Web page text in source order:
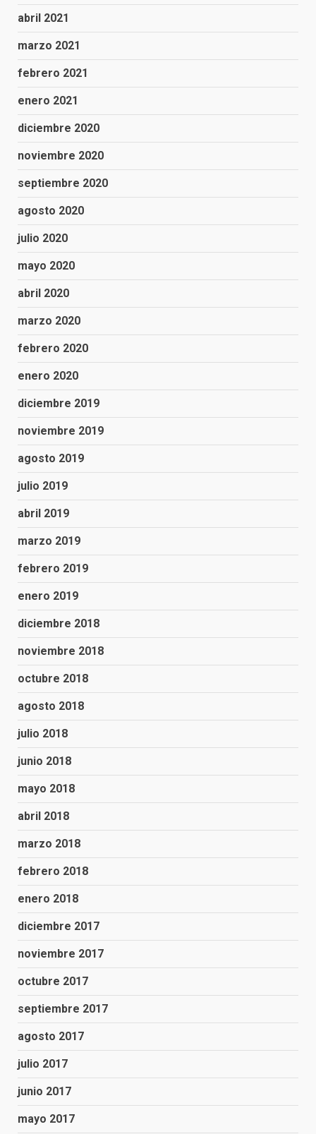
abril 2021
marzo 2021
febrero 2021
enero 2021
diciembre 2020
noviembre 2020
septiembre 2020
agosto 2020
julio 2020
mayo 2020
abril 2020
marzo 2020
febrero 2020
enero 2020
diciembre 2019
noviembre 2019
agosto 2019
julio 2019
abril 2019
marzo 2019
febrero 2019
enero 2019
diciembre 2018
noviembre 2018
octubre 2018
agosto 2018
julio 2018
junio 2018
mayo 2018
abril 2018
marzo 2018
febrero 2018
enero 2018
diciembre 2017
noviembre 2017
octubre 2017
septiembre 2017
agosto 2017
julio 2017
junio 2017
mayo 2017